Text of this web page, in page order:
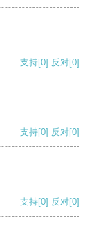
支持[0] 反对[0]
支持[0] 反对[0]
支持[0] 反对[0]